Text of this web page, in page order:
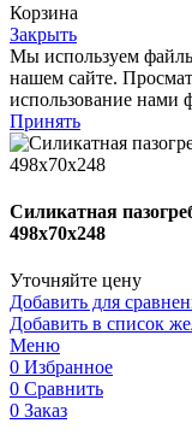
Корзина
Закрыть
Мы используем
нашем сайте.
использование нами
Принять
Силикатная
498х70х248
Уточняйте цену
Добавить для
Добавить в список
Меню
0 Избранное
0 Сравнить
0 Заказ